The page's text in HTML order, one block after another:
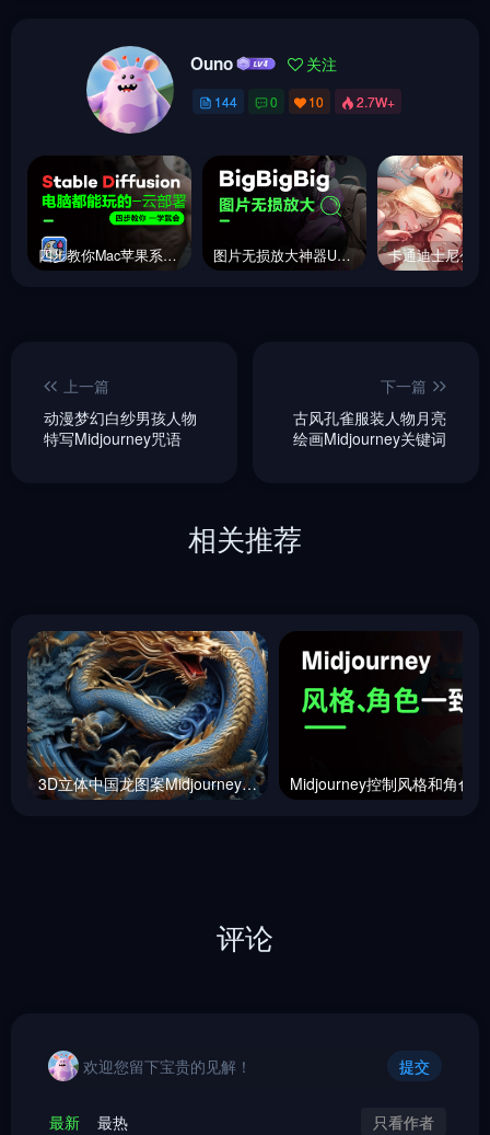
Ouno 关注
144 0 10 2.7W+
四步教你Mac苹果系统云部署stable diffusion，电脑都能玩的SD 图片无损放大神器Upscayl
上一篇
动漫梦幻白纱男孩人物
特写Midjourney咒语
下一篇
古风孔雀服装人物月亮
绘画Midjourney关键词
相关推荐
3D立体中国龙图案Midjourney咒语
评论
欢迎您留下宝贵的见解！ 提交
最新 最热 只看作者